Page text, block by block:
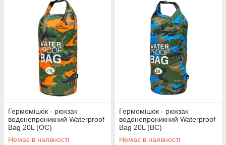
Гермомішок - рюкзак
водонепроникний Waterproof
Bag 20L (OC)
Немає в наявності
Гермомішок - рюкзак
водонепроникний Waterproof
Bag 20L (BC)
Немає в наявності